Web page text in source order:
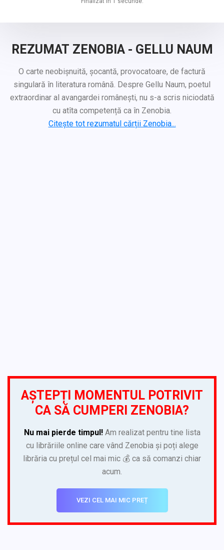
REZUMAT ZENOBIA - GELLU NAUM
O carte neobișnuită, șocantă, provocatoare, de factură
singulară în literatura română. Despre Gellu Naum, poetul
extraordinar al avangardei românești, nu s-a scris niciodată
cu atîta competență ca în Zenobia.
Citește tot rezumatul cărții Zenobia...
AȘTEPȚI MOMENTUL POTRIVIT
CA SĂ CUMPERI ZENOBIA?
Nu mai pierde timpul!Am realizat pentru tine lista
cu librăriile online care vând Zenobia și poți alege
librăria cu prețul cel mai mic 💰 ca să comanzi chiar
acum.
VEZI CEL MAI MIC PREȚ